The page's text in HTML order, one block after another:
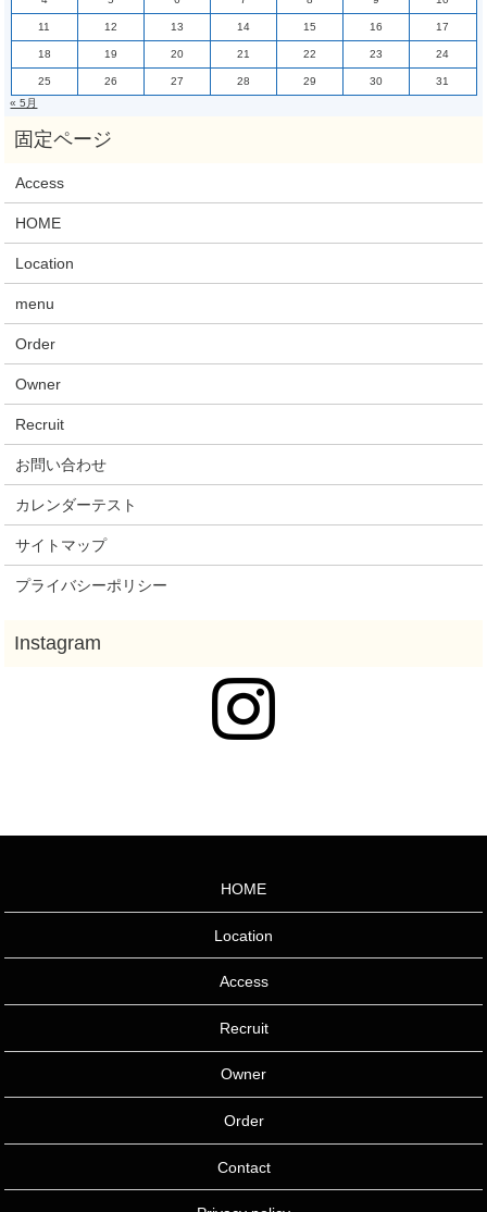
11 12 13 14 15 16 17
18 19 20 21 22 23 24
25 26 27 28 29 30
31
« 5月
Access
HOME
Location
menu
Order
Owner
Recruit
お問い合わせ
カレンダーテスト
サイトマップ
プライバシーポリシー
HOME
Location
Access
Recruit
Owner
Order
Contact